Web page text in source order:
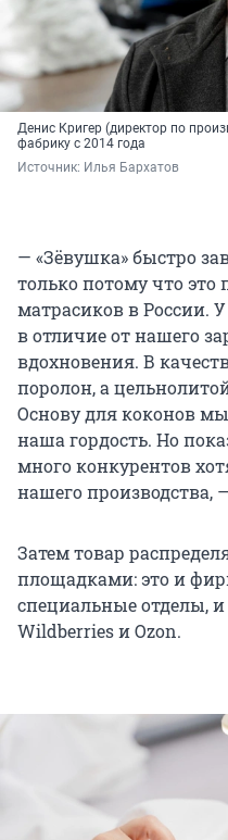
Денис Кригер (директор по
фабрику с 2014 года
Источник: Илья Бархатов
— «Зёвушка» быстро
только потому что
матрасиков в России.
в отличие от нашего
вдохновения. В
поролон, а
Основу для коконов
наша гордость. Но
много конкурентов
нашего производства,
Затем товар
площадками: это и
специальные отделы,
Wildberries и Ozon.